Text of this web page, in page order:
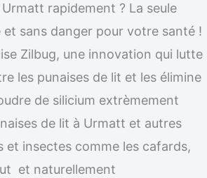
rapidement ? La seule
sans danger pour votre santé !
Zilbug, une innovation qui lutte
les punaises de lit et les élimine
de silicium extrèmement
de lit à Urmatt et autres
et insectes comme les cafards,
et naturellement